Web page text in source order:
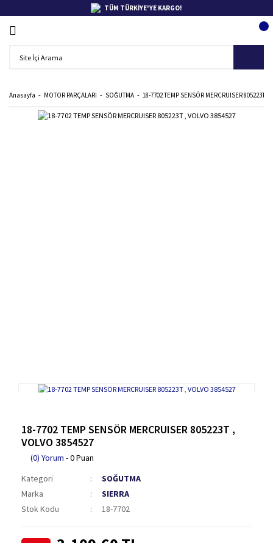
TÜM TÜRKİYE'YE KARGO!
Anasayfa MOTOR PARÇALARI SOĞUTMA 18-7702 TEMP SENSÖR MERCRUISER 805223T ,
18-7702 TEMP SENSÖR MERCRUISER 805223T ,
VOLVO 3854527
(0) Yorum - 0 Puan
Kategori
SOĞUTMA
Marka
SIERRA
Stok Kodu
18-7702